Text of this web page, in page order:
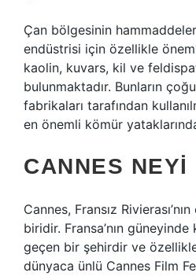
Çan bölgesinin
endüstrisi için özellikle
kaolin, kuvars, kil ve
bulunmaktadır. Bunların
fabrikaları tarafından
en önemli kömür
CANNES NEYI
Cannes, Fransız
biridir. Fransa’nın güneyinde
geçen bir şehirdir ve
dünyaca ünlü Cannes Film